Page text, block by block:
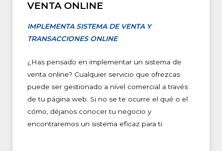
VENTA ONLINE
IMPLEMENTA SISTEMA DE VENTA Y
TRANSACCIONES ONLINE
¿Has pensado en implementar un sistema de
venta online? Cualquier servicio que ofrezcas
puede ser gestionado a nivel comercial a través
de tu página web. Si no se te ocurre el qué o el
cómo, déjanos conocer tu negocio y
encontraremos un sistema eficaz para ti.